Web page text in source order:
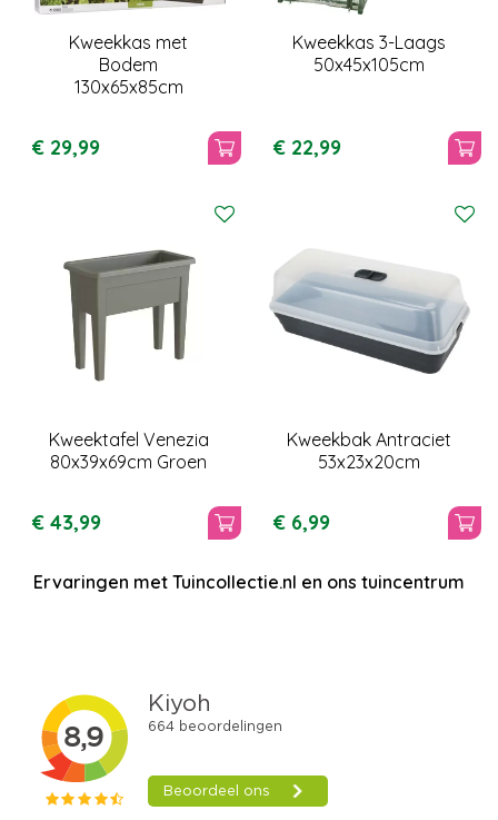
Kweekkas met
Bodem
130x65x85cm
€ 29,99
Kweekkas 3-Laags
50x45x105cm
€ 22,99
Kweektafel Venezia
80x39x69cm Groen
€ 43,99
Kweekbak Antraciet
53x23x20cm
€ 6,99
Ervaringen met Tuincollectie.nl en ons tuincentrum